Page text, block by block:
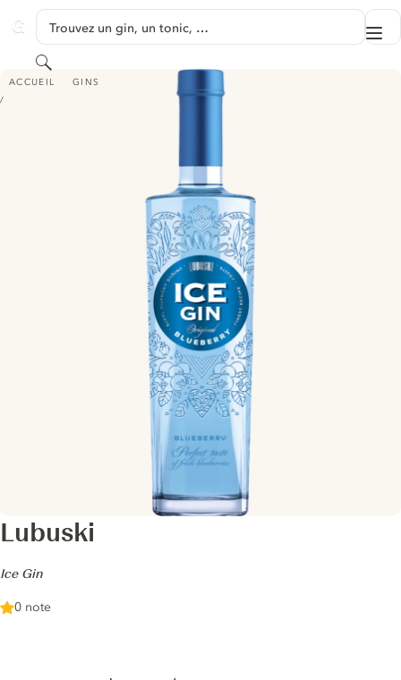
GINVENTORY
Trouvez un gin, un tonic, …
Rechercher
ACCUEIL GINS
LUBUSKI - ICE GIN
Lubuski
-
Ice Gin
0 note